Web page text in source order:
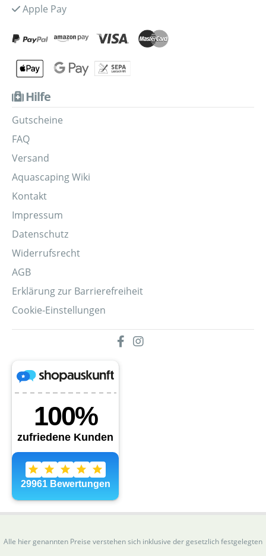
Apple Pay
Hilfe
Gutscheine
FAQ
Versand
Aquascaping Wiki
Kontakt
Impressum
Datenschutz
Widerrufsrecht
AGB
Erklärung zur Barrierefreiheit
Cookie-Einstellungen
Alle hier genannten Preise verstehen sich inklusive der gesetzlich festgelegten